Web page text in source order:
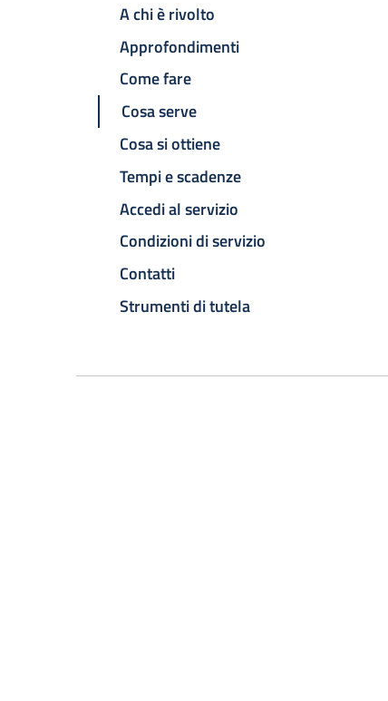
A chi è rivolto
Approfondimenti
Come fare
Cosa serve
Cosa si ottiene
Tempi e scadenze
Accedi al servizio
Condizioni di servizio
Contatti
Strumenti di tutela